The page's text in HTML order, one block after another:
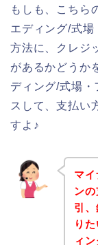
もしも、こちら
エディング/式場
方法に、クレジ
があるかどうか
ディング/式場・
スして、支払い
すよ♪
マ
ン
引
り
ィ